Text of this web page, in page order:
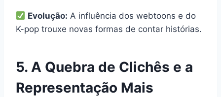
Evolução: A influência dos webtoons e do
K-pop trouxe novas formas de contar histórias.
5. A Quebra de Clichês e a
Representação Mais